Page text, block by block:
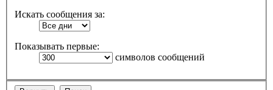
Искать сообщения за:
Показывать первые:
символов сообщений